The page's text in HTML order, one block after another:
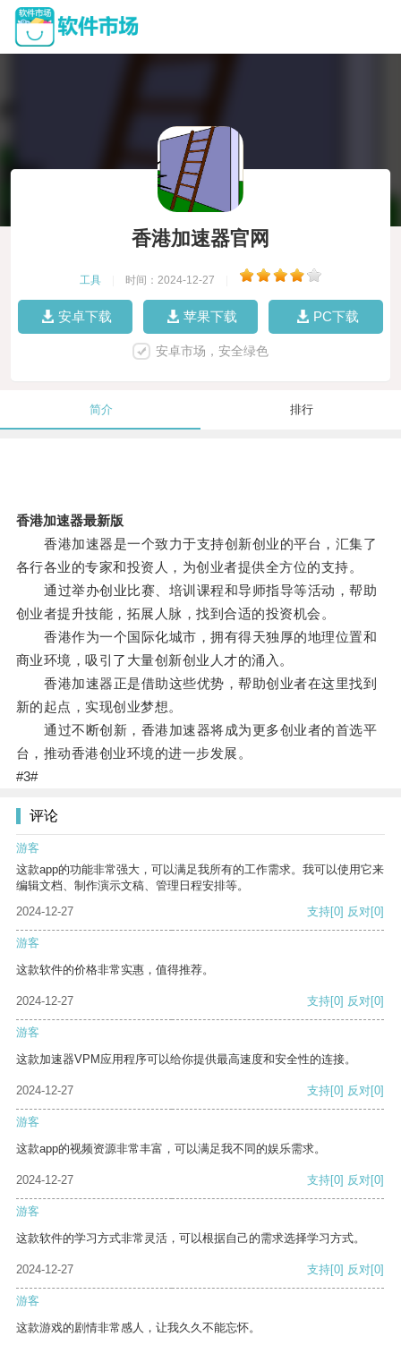
香港加速器官网
工具 时间：2024-12-27
安卓下载 苹果下载 PC下载
安卓市场，安全绿色
简介 排行
香港加速器最新版
香港加速器是一个致力于支持创新创业的平台，汇集了
各行各业的专家和投资人，为创业者提供全方位的支持。
通过举办创业比赛、培训课程和导师指导等活动，帮助
创业者提升技能，拓展人脉，找到合适的投资机会。
香港作为一个国际化城市，拥有得天独厚的地理位置和
商业环境，吸引了大量创新创业人才的涌入。
香港加速器正是借助这些优势，帮助创业者在这里找到
新的起点，实现创业梦想。
通过不断创新，香港加速器将成为更多创业者的首选平
台，推动香港创业环境的进一步发展。
#3#
评论
游客
这款app的功能非常强大，可以满足我所有的工作需求。我可以使用它来
编辑文档、制作演示文稿、管理日程安排等。
2024-12-27
支持[0] 反对[0]
游客
这款软件的价格非常实惠，值得推荐。
2024-12-27 支持[0] 反对[0]
游客
这款加速器VPM应用程序可以给你提供最高速度和安全性的连接。
2024-12-27 支持[0] 反对[0]
游客
这款app的视频资源非常丰富，可以满足我不同的娱乐需求。
2024-12-27 支持[0] 反对[0]
游客
这款软件的学习方式非常灵活，可以根据自己的需求选择学习方式。
2024-12-27 支持[0] 反对[0]
游客
这款游戏的剧情非常感人，让我久久不能忘怀。